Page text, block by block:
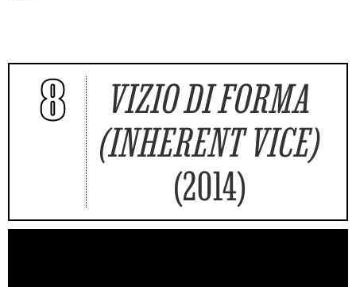
8
VIZIO DI FORMA
(INHERENT VICE)
(2014)